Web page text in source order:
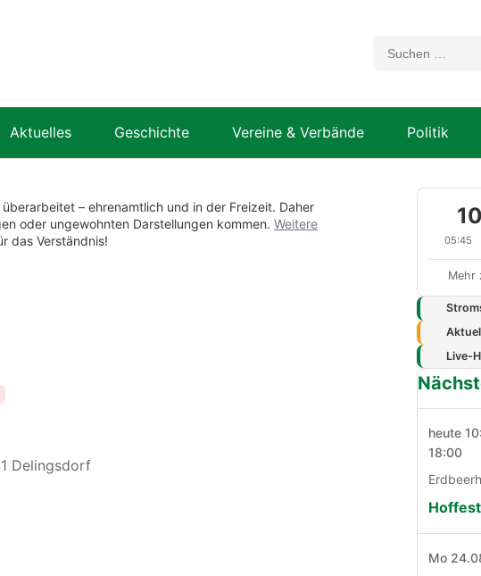
Aktuelles Geschichte Vereine & Verbände Politik
– ehrenamtlich und in der Freizeit. Daher
oder ungewohnten Darstellungen kommen. Weitere
das Verständnis!
Delingsdorf
05:45
Mehr
Live-
heute
18:00
Hoffest
Mo